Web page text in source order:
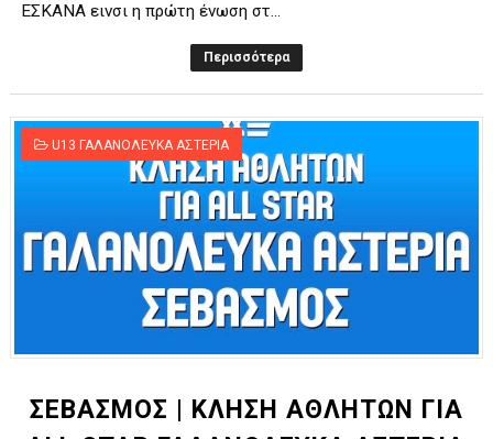
ΕΣΚΑΝΑ εινσι η πρώτη ένωση στ...
Περισσότερα
U13 ΓΑΛΑΝΟΛΕΥΚΑ ΑΣΤΕΡΙΑ
ΣΕΒΑΣΜΟΣ | ΚΛΗΣΗ ΑΘΛΗΤΩΝ ΓΙΑ